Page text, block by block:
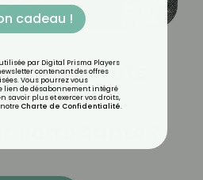
substituts
sont les
votre santé ?
cadeau !
par Digital Prisma Players
contenant des offres
Vous pourrez vous
de désabonnement intégré
savoir plus et exercer vos droits,
Charte de Confidentialité.